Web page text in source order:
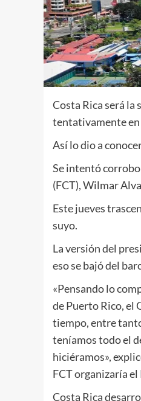
Costa Rica será la
tentativamente
Así lo dio a
Se intentó
(FCT), Wilmar
Este jueves
suyo.
La versión del
eso se bajó del
«Pensando lo
de Puerto Rico, el
tiempo, entre
teníamos todo el
hiciéramos»,
FCT organizaría
Costa Rica